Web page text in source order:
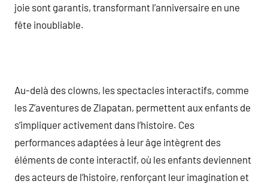
joie sont garantis, transformant l’anniversaire en une
fête inoubliable.
Au-delà des clowns, les spectacles interactifs, comme
les Z’aventures de Zlapatan, permettent aux enfants de
s’impliquer activement dans l’histoire. Ces
performances adaptées à leur âge intègrent des
éléments de conte interactif, où les enfants deviennent
des acteurs de l’histoire, renforçant leur imagination et